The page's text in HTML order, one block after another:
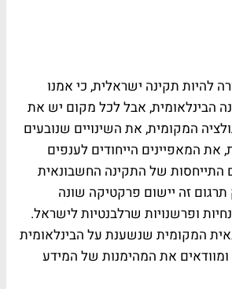
להיות תקינה ישראלית, כי אמנו
הבינלאומית, אבל לכל מקום יש את
המקומית, את השינויים שנובעים
את המאפיינים הייחודים לענפים
התייחסות של התקינה החשבונאית
זה יישום פרקטיקה שונה
ופרשנויות שרלבנטיות לישראל.
המקומית שנשענת על הבינלאומית
ומוודאים את המהימנות של המידע